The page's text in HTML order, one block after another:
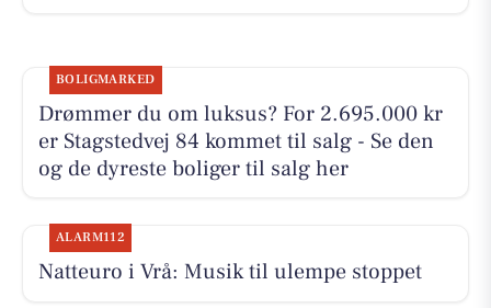
BOLIGMARKED
Drømmer du om luksus? For 2.695.000 kr
er Stagstedvej 84 kommet til salg - Se den
og de dyreste boliger til salg her
ALARM112
Natteuro i Vrå: Musik til ulempe stoppet